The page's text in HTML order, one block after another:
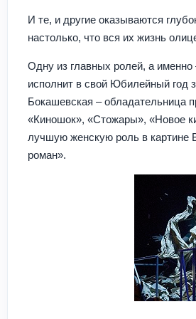
И те, и другие оказываются
настолько, что вся их жизнь
Одну из главных ролей, а
исполнит в свой Юбилейный год
Бокашевская – обладательница
«Киношок», «Стожары», «Новое
лучшую женскую роль в картине
роман».